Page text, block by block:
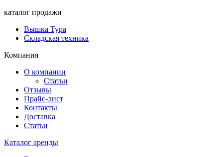
каталог продажи
Вышка Тура
Складская техника
Компания
О компании
Статьи
Отзывы
Прайс-лист
Контакты
Доставка
Статьи
Каталог аренды